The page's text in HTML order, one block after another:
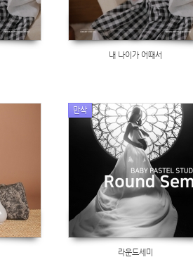
내 나이가 어때서
만삭
라운드세미